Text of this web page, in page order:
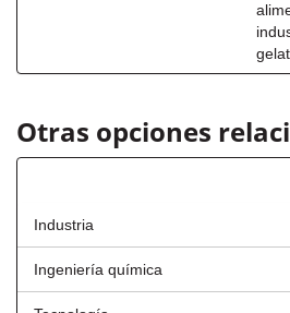
Otras opciones
Industria
Ingeniería química